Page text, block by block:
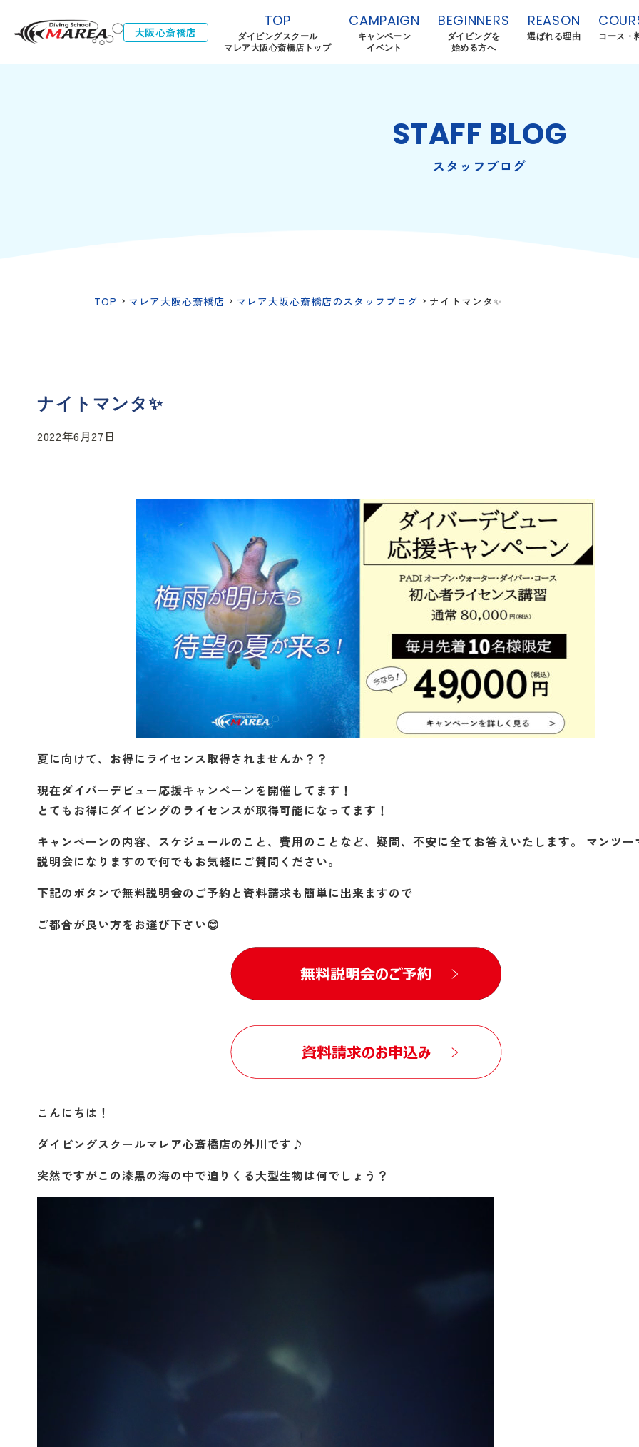
大阪心斎橋店
TOP
ダイビングスクール
マレア大阪心斎橋店トップ
CAMPAIGN
キャンペーン
イベント
BEGINNERS
ダイビングを
始める方へ
REASON
選ばれる理由 コース・
STAFF BLOG
スタッフブログ
TOP マレア大阪心斎橋店 マレア大阪心斎橋店のスタッフブログ ナイトマンタ✨
ナイトマンタ✨
2022年6月27日
夏に向けて、お得にライセンス取得されませんか？？
現在ダイバーデビュー応援キャンペーンを開催してます！
とてもお得にダイビングのライセンスが取得可能になってます！
キャンペーンの内容、スケジュールのこと、費用のことなど、疑問、不安に全てお答えいたします。 マンツー
説明会になりますので何でもお気軽にご質問ください。
下記のボタンで無料説明会のご予約と資料請求も簡単に出来ますので
ご都合が良い方をお選び下さい😊
こんにちは！
ダイビングスクールマレア心斎橋店の外川です♪
突然ですがこの漆黒の海の中で迫りくる大型生物は何でしょう？